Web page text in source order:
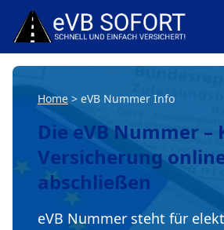
Zum Inhalt springen
Home > eVB Nummer Info
Die eVB Nummer –
Versicherung
abschließen
eVB Nummer steht für